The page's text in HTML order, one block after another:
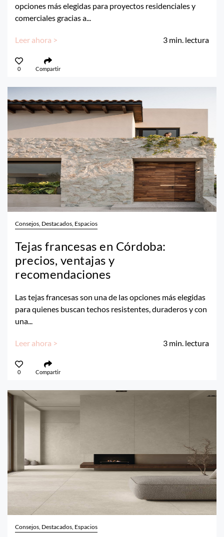
opciones más elegidas para proyectos residenciales y
comerciales gracias a...
Leer ahora > 3 min. lectura
0 Compartir
Consejos, Destacados, Espacios
Tejas francesas en Córdoba:
precios, ventajas y
recomendaciones
Las tejas francesas son una de las opciones más elegidas
para quienes buscan techos resistentes, duraderos y con
una...
Leer ahora > 3 min. lectura
0 Compartir
Consejos, Destacados, Espacios